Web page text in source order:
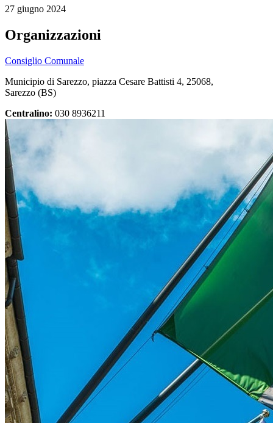
27 giugno 2024
Organizzazioni
Consiglio Comunale
Municipio di Sarezzo, piazza Cesare Battisti 4, 25068,
Sarezzo (BS)
Centralino: 030 8936211